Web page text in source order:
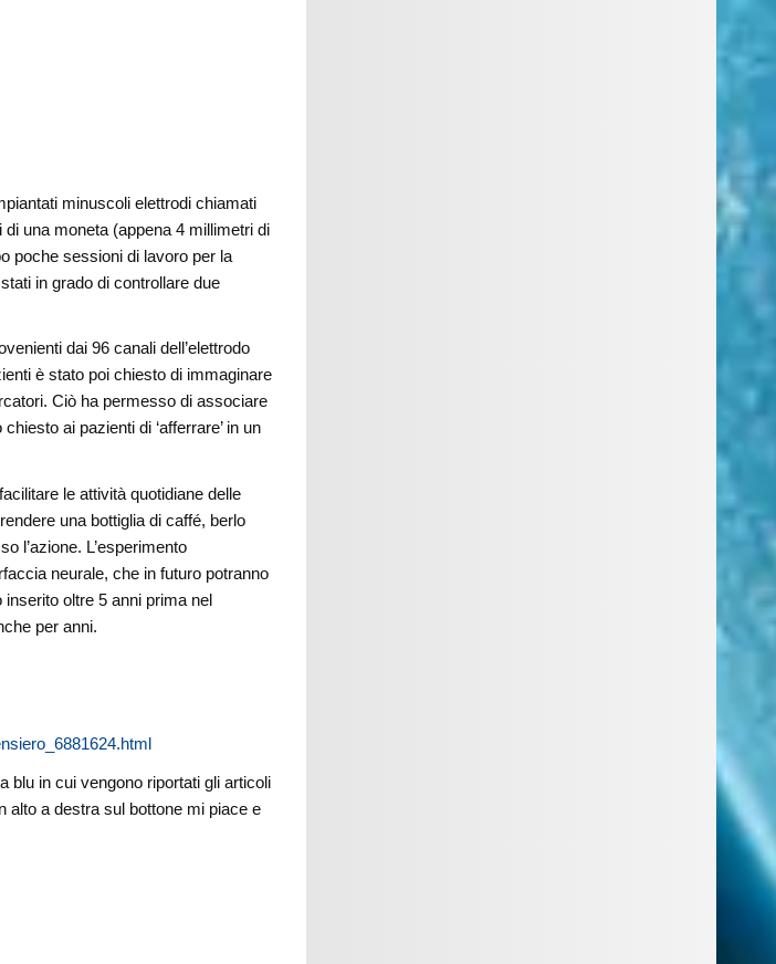
minuscoli elettrodi chiamati
una moneta (appena 4 millimetri di
poche sessioni di lavoro per la
in grado di controllare due
dai 96 canali dell’elettrodo
è stato poi chiesto di immaginare
Ciò ha permesso di associare
ai pazienti di ‘afferrare’ in un
le attività quotidiane delle
una bottiglia di caffé, berlo
l’azione. L’esperimento
neurale, che in futuro potranno
oltre 5 anni prima nel
per anni.
blu in cui vengono riportati gli articoli
alto a destra sul bottone mi piace e